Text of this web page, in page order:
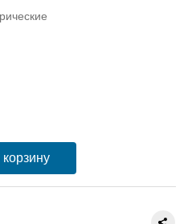
корзину